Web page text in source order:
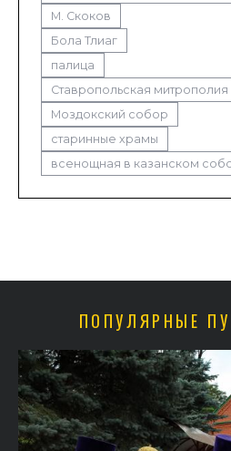
М. Скоков
Бола Тлиаг
палица
Ставропольская митрополия
Моздокский собор
старинные храмы
всенощная в казанском
ПОПУЛЯРНЫЕ